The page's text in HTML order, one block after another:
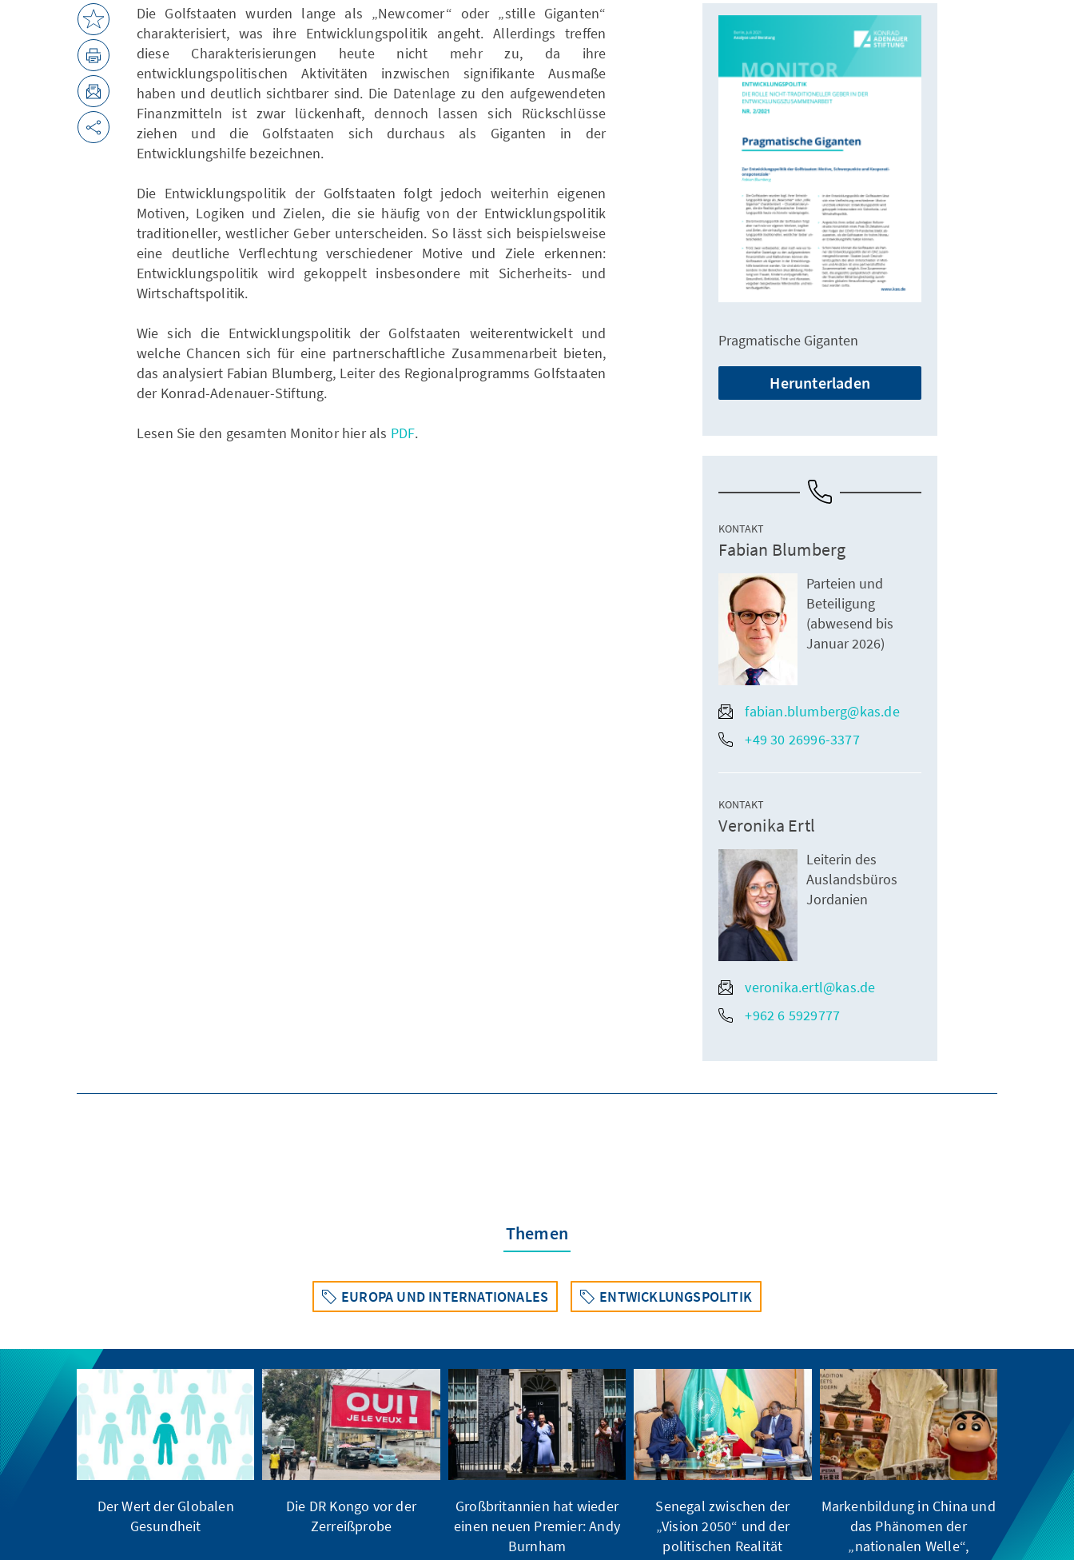
Die Golfstaaten wurden lange als „Newcomer“ oder „stille Giganten“
charakterisiert, was ihre Entwicklungspolitik angeht. Allerdings treffen
diese Charakterisierungen heute nicht mehr zu, da ihre
entwicklungspolitischen Aktivitäten inzwischen signifikante Ausmaße
haben und deutlich sichtbarer sind. Die Datenlage zu den aufgewendeten
Finanzmitteln ist zwar lückenhaft, dennoch lassen sich Rückschlüsse
ziehen und die Golfstaaten sich durchaus als Giganten in der
Entwicklungshilfe bezeichnen.
Die Entwicklungspolitik der Golfstaaten folgt jedoch weiterhin eigenen
Motiven, Logiken und Zielen, die sie häufig von der Entwicklungspolitik
traditioneller, westlicher Geber unterscheiden. So lässt sich beispielsweise
eine deutliche Verflechtung verschiedener Motive und Ziele erkennen:
Entwicklungspolitik wird gekoppelt insbesondere mit Sicherheits- und
Wirtschaftspolitik.
Wie sich die Entwicklungspolitik der Golfstaaten weiterentwickelt und
welche Chancen sich für eine partnerschaftliche Zusammenarbeit bieten,
das analysiert Fabian Blumberg, Leiter des Regionalprogramms Golfstaaten
der Konrad-Adenauer-Stiftung.
Lesen Sie den gesamten Monitor hier als PDF.
Pragmatische Giganten
Herunterladen
KONTAKT
Fabian Blumberg
Parteien und
Beteiligung
(abwesend bis
Januar 2026)
fabian.blumberg@kas.de
+49 30 26996-3377
KONTAKT
Veronika Ertl
Leiterin des
Auslandsbüros
Jordanien
veronika.ertl@kas.de
+962 6 5929777
Themen
EUROPA UND INTERNATIONALES ENTWICKLUNGSPOLITIK
Der Wert der Globalen
Gesundheit
Die DR Kongo vor der
Zerreißprobe
Großbritannien hat wieder
einen neuen Premier: Andy
Burnham
Senegal zwischen der
„Vision 2050“ und der
politischen Realität
Markenbildung in China und
das Phänomen der
„nationalen Welle“,